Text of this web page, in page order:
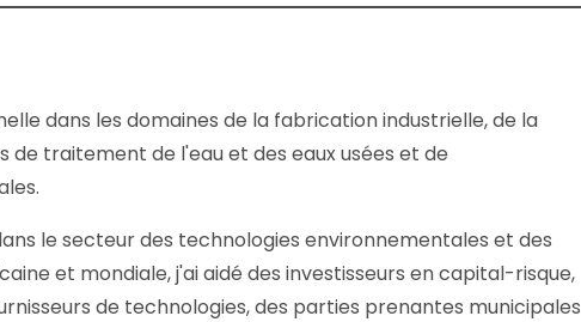
dans les domaines de la fabrication industrielle, de la
traitement de l'eau et des eaux usées et de
le secteur des technologies environnementales et des
et mondiale, j'ai aidé des investisseurs en capital-risque,
de technologies, des parties prenantes municipales